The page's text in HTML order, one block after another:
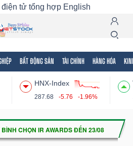
điện tử tổng hợp English
BẤT ĐỘNG SẢN TÀI CHÍNH HÀNG HÓA
HNX-Index
287.68 -5.76 -1.96%
Ngành Mã chứng khoán